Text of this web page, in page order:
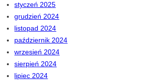
styczeń 2025
grudzień 2024
listopad 2024
październik 2024
wrzesień 2024
sierpień 2024
lipiec 2024